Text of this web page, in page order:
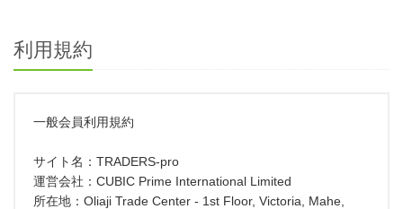
利用規約
一般会員利用規約
サイト名：TRADERS-pro
運営会社：CUBIC Prime International Limited
所在地：Oliaji Trade Center - 1st Floor, Victoria, Mahe,